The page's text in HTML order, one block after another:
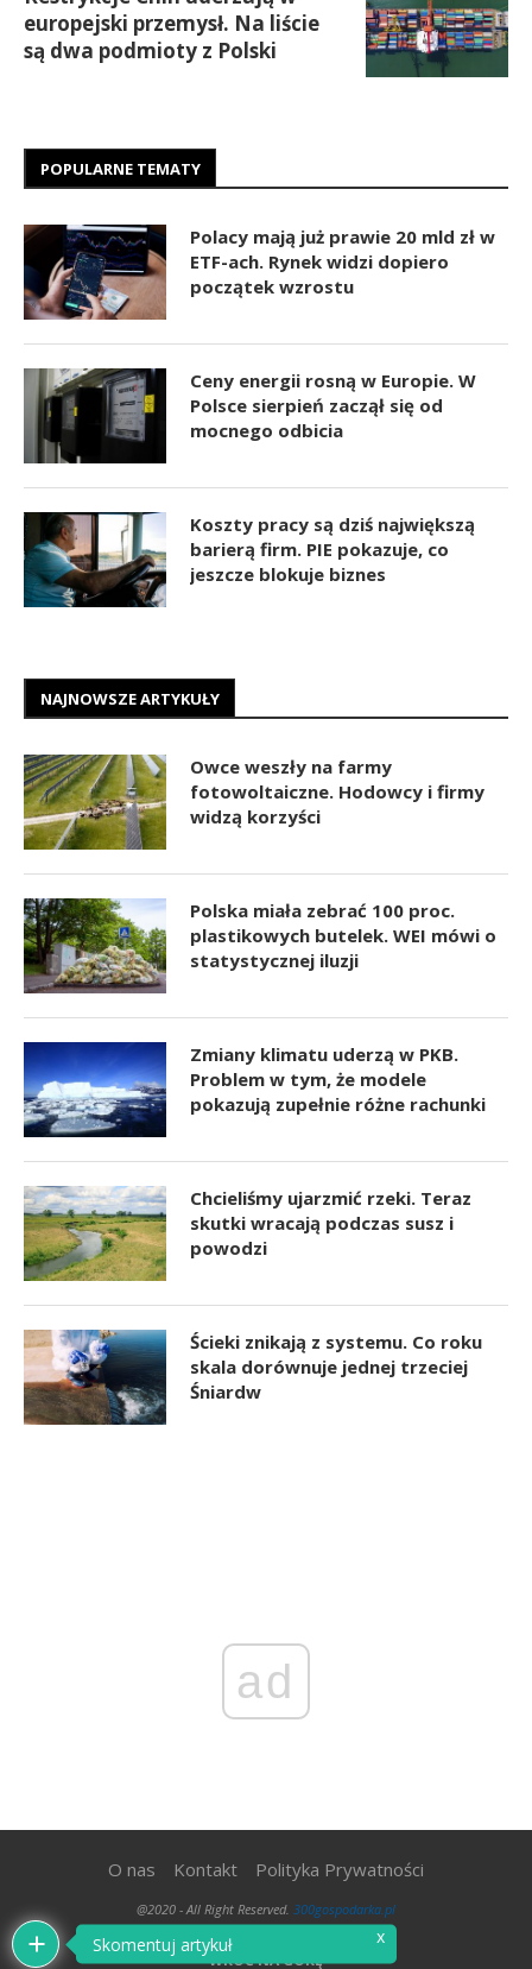
europejski przemysł. Na liście
są dwa podmioty z Polski
POPULARNE TEMATY
Polacy mają już prawie 20 mld zł w
ETF-ach. Rynek widzi dopiero
początek wzrostu
Ceny energii rosną w Europie. W
Polsce sierpień zaczął się od
mocnego odbicia
Koszty pracy są dziś największą
barierą firm. PIE pokazuje, co
jeszcze blokuje biznes
NAJNOWSZE ARTYKUŁY
Owce weszły na farmy
fotowoltaiczne. Hodowcy i firmy
widzą korzyści
Polska miała zebrać 100 proc.
plastikowych butelek. WEI mówi o
statystycznej iluzji
Zmiany klimatu uderzą w PKB.
Problem w tym, że modele
pokazują zupełnie różne rachunki
Chcieliśmy ujarzmić rzeki. Teraz
skutki wracają podczas susz i
powodzi
Ścieki znikają z systemu. Co roku
skala dorównuje jednej trzeciej
Śniardw
ad
O nas Kontakt Polityka Prywatności
@2020 - All Right Reserved. 300gospodarka.pl
WRÓĆ NA GÓRĘ
Skomentuj artykuł x